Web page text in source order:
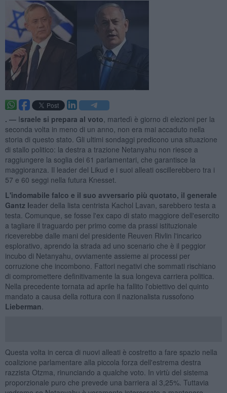
. — Israele si prepara al voto , martedì è giorno di elezioni per la
seconda volta in meno di un anno, non era mai accaduto nella
storia di questo stato. Gli ultimi sondaggi predicono una situazione
di stallo politico: la destra a trazione Netanyahu non riesce a
raggiungere la soglia dei 61 parlamentari, che garantisce la
maggioranza. Il leader del Likud e i suoi alleati oscillerebbero tra i
57 e 60 seggi nella futura Knesset.
L'indomabile falco e il suo avversario più quotato, il generale
Gantz leader della lista centrista Kachol Lavan, sarebbero testa a
testa. Comunque, se fosse l'ex capo di stato maggiore dell'esercito
a tagliare il traguardo per primo come da prassi istituzionale
riceverebbe dalle mani del presidente Reuven Rivlin l'incarico
esplorativo, aprendo la strada ad uno scenario che è il peggior
incubo di Netanyahu, ovviamente assieme ai processi per
corruzione che incombono. Fattori negativi che sommati rischiano
di compromettere definitivamente la sua longeva carriera politica.
Nella precedente tornata ad aprile ha fallito l'obiettivo del quinto
mandato a causa della rottura con il nazionalista russofono
Lieberman
Questa volta in cerca di nuovi alleati è costretto a fare spazio nella
coalizione parlamentare alla piccola forza dell'estrema destra
razzista Otzma, rinunciando a qualche voto. In virtù del sistema
proporzionale puro che prevede una barriera al 3,25%. Tuttavia